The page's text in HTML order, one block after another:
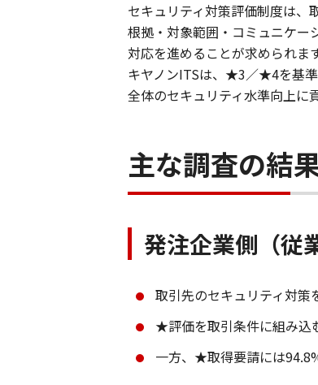
セキュリティ対策評価制度は、
根拠・対象範囲・コミュニケー
対応を進めることが求められます
キヤノンITSは、★3／★4を基準
全体のセキュリティ水準向上に
主な調査の結
発注企業側（従
取引先のセキュリティ対
★評価を取引条件に組み込
一方、★取得要請には